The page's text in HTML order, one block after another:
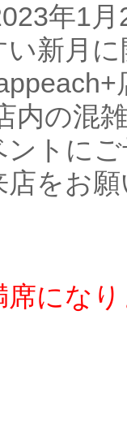
年1月
い新月に
内の混
ントに
店をお
になり